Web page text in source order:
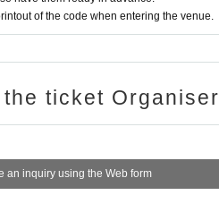
of the code when entering the venue.
ticket Organiser
an inquiry using the Web form